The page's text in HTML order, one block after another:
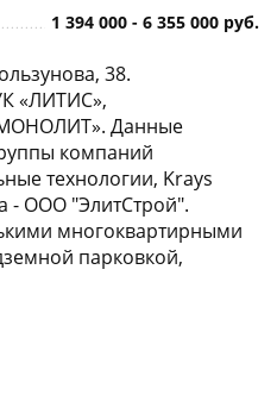
1 394 000 - 6 355 000 руб.
38.
«ЛИТИС»,
Данные
компаний
технологии, Krays
- ООО "ЭлитСтрой".
многоквартирными
парковкой,